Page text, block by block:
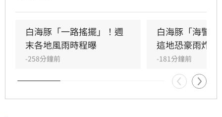
象署特別提醒，宜花東地區位於背風側，未來兩
天恐出現38度極端高溫，請留意焚風與熱傷害。
白海豚「一路搖擺」！週
末各地風雨時程曝
-258分鐘前
白海豚「海警
這地恐豪雨炸2
-181分鐘前